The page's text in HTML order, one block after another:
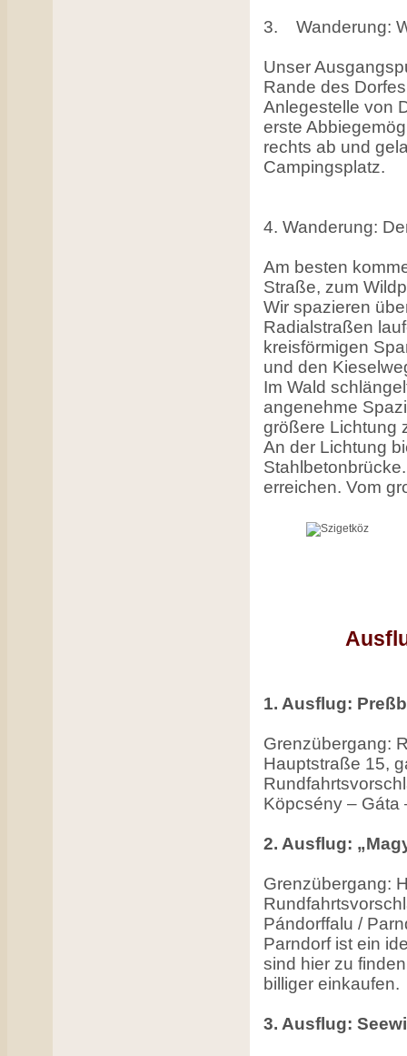
3. Wanderung:
Unser
Rande des
Anlegestelle von
erste
rechts ab und
Campingsplatz.
4. Wanderung:
Am besten
Straße, zum
Wir spazieren
Radialstraßen
kreisförmigen
und den
Im Wald
angenehme
größere Lichtung
An der Lichtung
erreichen. Vom
1. Ausflug:
Grenzübergang:
Hauptstraße 15,
Köpcsény – Gáta
2. Ausflug:
Grenzübergang:
Pándorffalu /
Parndorf ist ein
sind hier zu
billiger einkaufen.
3. Ausflug: